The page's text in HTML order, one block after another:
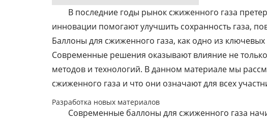
В последние годы рынок сжиженного газа
инновации помогают улучшить сохранность газа,
Баллоны для сжиженного газа, как одно из
Современные решения оказывают влияние не
методов и технологий. В данном материале мы
сжиженного газа и что они означают для всех
Разработка новых материалов
Современные баллоны для сжиженного газа